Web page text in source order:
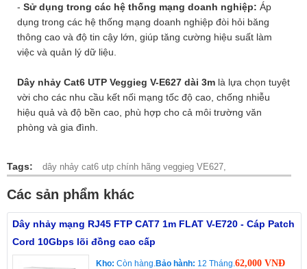
- Sử dụng trong các hệ thống mạng doanh nghiệp: Áp
dụng trong các hệ thống mạng doanh nghiệp đòi hỏi băng
thông cao và độ tin cậy lớn, giúp tăng cường hiệu suất làm
việc và quản lý dữ liệu.
Dây nhảy Cat6 UTP Veggieg V-E627 dài 3m là lựa chọn tuyệt
vời cho các nhu cầu kết nối mạng tốc độ cao, chống nhiễu
hiệu quả và độ bền cao, phù hợp cho cả môi trường văn
phòng và gia đình.
Tags: dây nhảy cat6 utp chính hãng veggieg VE627,
Các sản phẩm khác
Dây nhảy mạng RJ45 FTP CAT7 1m FLAT V-E720 - Cáp Patch
Cord 10Gbps lõi đồng cao cấp
Kho: Còn hàng. Bảo hành: 12 Tháng. 62,000 VNĐ